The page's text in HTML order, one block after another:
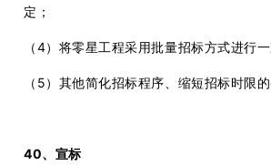
定；
（4）将零星工程采用批量招标方式进行
（5）其他简化招标程序、缩短招标时限的
40、宣标